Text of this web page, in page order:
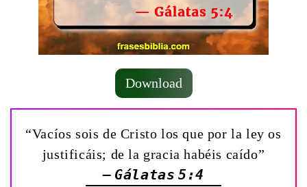
Download
“Vacíos sois de Cristo los que por la ley os
justificáis; de la gracia habéis caído”
— Gálatas 5:4